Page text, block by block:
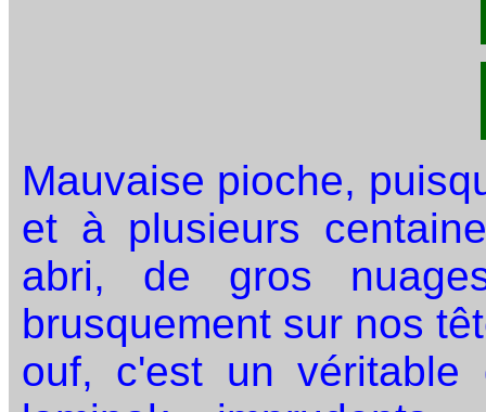
Mauvaise pioche,
et à plusieurs
abri, de gros
brusquement sur nos
ouf, c'est un